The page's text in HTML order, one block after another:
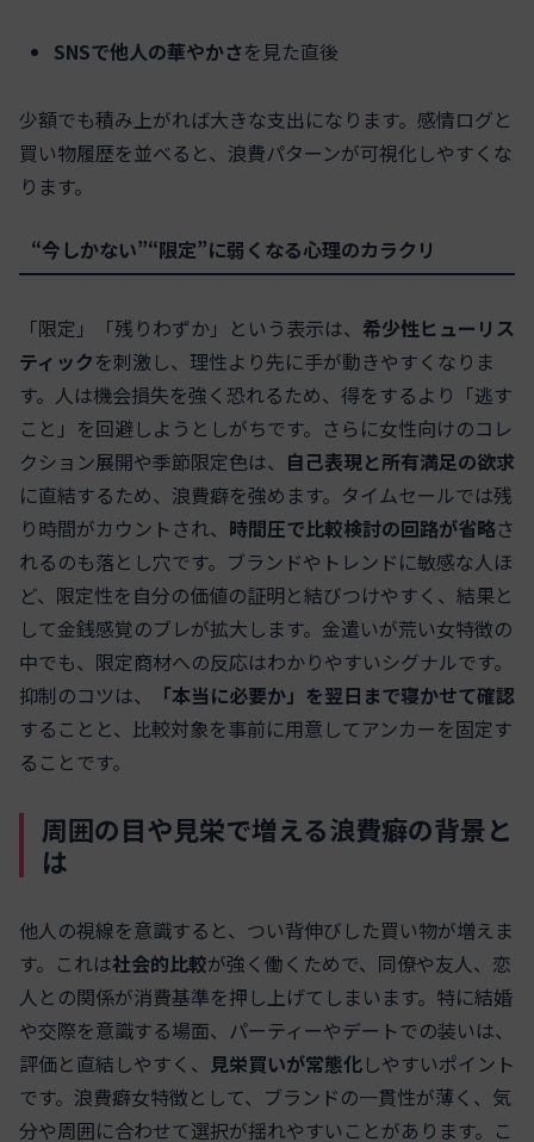
SNSで他人の華やかさを見た直後
少額でも積み上がれば大きな支出になります。感情ログと
買い物履歴を並べると、浪費パターンが可視化しやすくな
ります。
“今しかない”“限定”に弱くなる心理のカラクリ
「限定」「残りわずか」という表示は、 希少性ヒューリス
ティックを刺激し、理性より先に手が動きやすくなりま
す。人は機会損失を強く恐れるため、得をするより「逃す
こと」を回避しようとしがちです。さらに女性向けのコレ
クション展開や季節限定色は、 自己表現と所有満足の欲求
に直結するため、浪費癖を強めます。タイムセールでは残
り時間がカウントされ、 時間圧で比較検討の回路が省略さ
れるのも落とし穴です。ブランドやトレンドに敏感な人ほ
ど、限定性を自分の価値の証明と結びつけやすく、結果と
して金銭感覚のブレが拡大します。金遣いが荒い女特徴の
中でも、限定商材への反応はわかりやすいシグナルです。
抑制のコツは、
「本当に必要か」を翌日まで寝かせて確認
することと、比較対象を事前に用意してアンカーを固定す
ることです。
周囲の目や見栄で増える浪費癖の背景と
は
他人の視線を意識すると、つい背伸びした買い物が増えま
す。これは社会的比較が強く働くためで、同僚や友人、恋
人との関係が消費基準を押し上げてしまいます。特に結婚
や交際を意識する場面、パーティーやデートでの装いは、
評価と直結しやすく、
見栄買いが常態化しやすいポイント
です。浪費癖女特徴として、ブランドの一貫性が薄く、気
分や周囲に合わせて選択が揺れやすいことがあります。こ